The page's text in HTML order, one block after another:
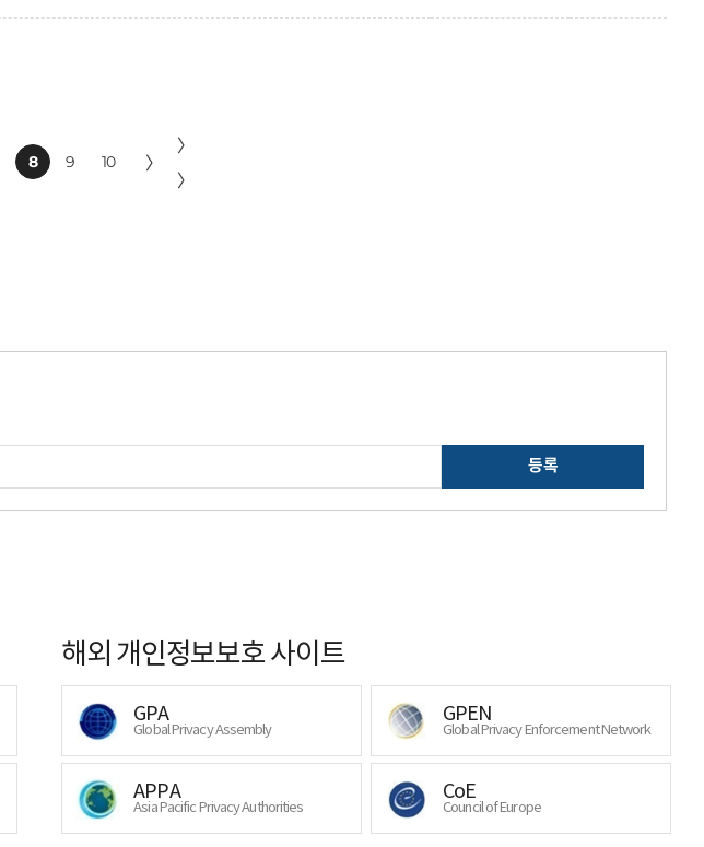
8 9 10 〉
〉
〉
등록
해외 개인정보보호 사이트
GPA
Global Privacy Assembly
GPEN
Global Privacy Enforcement Network
APPA
Asia Pacific Privacy Authorities
CoE
Council of Europe